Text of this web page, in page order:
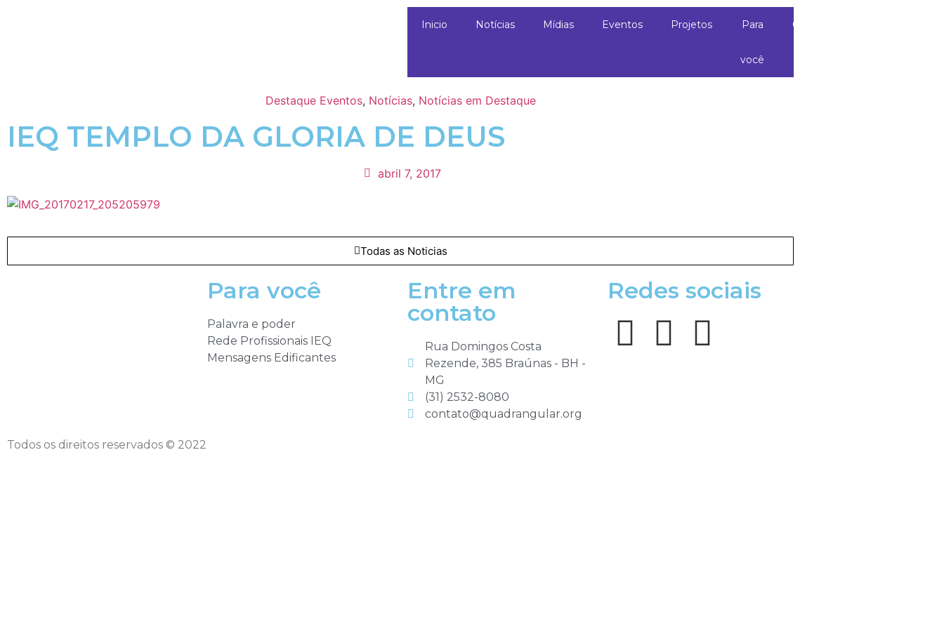
Inicio Notícias Mídias Eventos Projetos Para
você
Contato
Destaque Eventos, Notícias, Notícias em Destaque
IEQ TEMPLO DA GLORIA DE DEUS
abril 7, 2017
Todas as Noticias
Para você
Palavra e poder
Rede Profissionais IEQ
Mensagens Edificantes
Entre em
contato
Rua Domingos Costa
Rezende, 385 Braúnas - BH -
MG
(31) 2532-8080
contato@quadrangular.org
Redes sociais
Todos os direitos reservados © 2022